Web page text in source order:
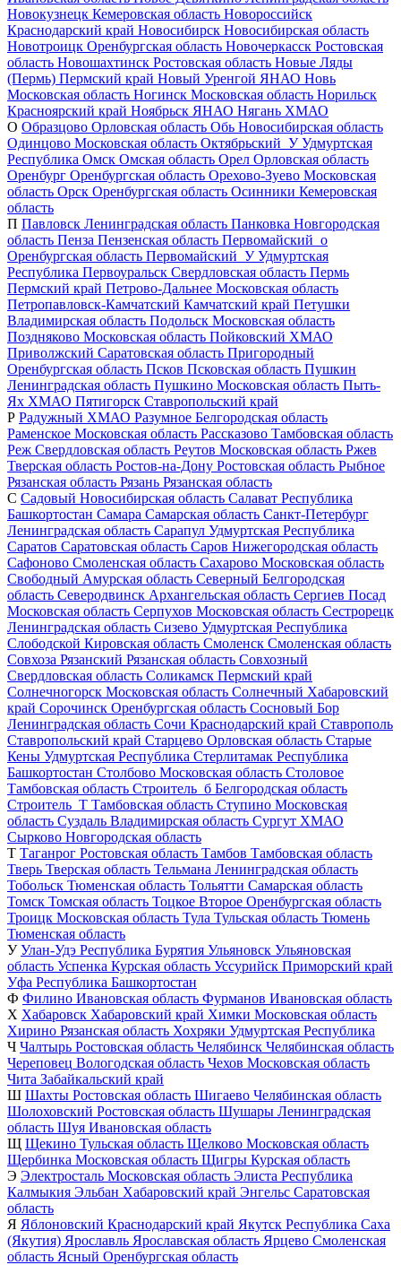
Новокузнецк Кемеровская область Новороссийск
Краснодарский край Новосибирск Новосибирская область
Новотроицк Оренбургская область Новочеркасск Ростовская
область Новошахтинск Ростовская область Новые Ляды
(Пермь) Пермский край Новый Уренгой ЯНАО Новь
Московская область Ногинск Московская область Норильск
Красноярский край Ноябрьск ЯНАО Нягань ХМАО
О Образцово Орловская область Обь Новосибирская область
Одинцово Московская область Октябрьский_У Удмуртская
Республика Омск Омская область Орел Орловская область
Оренбург Оренбургская область Орехово-Зуево Московская
область Орск Оренбургская область Осинники Кемеровская
область
П Павловск Ленинградская область Панковка Новгородская
область Пенза Пензенская область Первомайский_о
Оренбургская область Первомайский_У Удмуртская
Республика Первоуральск Свердловская область Пермь
Пермский край Петрово-Дальнее Московская область
Петропавловск-Камчатский Камчатский край Петушки
Владимирская область Подольск Московская область
Поздняково Московская область Пойковский ХМАО
Приволжский Саратовская область Пригородный
Оренбургская область Псков Псковская область Пушкин
Ленинградская область Пушкино Московская область Пыть-
Ях ХМАО Пятигорск Ставропольский край
Р Радужный ХМАО Разумное Белгородская область
Раменское Московская область Рассказово Тамбовская область
Реж Свердловская область Реутов Московская область Ржев
Тверская область Ростов-на-Дону Ростовская область Рыбное
Рязанская область Рязань Рязанская область
С Садовый Новосибирская область Салават Республика
Башкортостан Самара Самарская область Санкт-Петербург
Ленинградская область Сарапул Удмуртская Республика
Саратов Саратовская область Саров Нижегородская область
Сафоново Смоленская область Сахарово Московская область
Свободный Амурская область Северный Белгородская
область Северодвинск Архангельская область Сергиев Посад
Московская область Серпухов Московская область Сестрорецк
Ленинградская область Сизево Удмуртская Республика
Слободской Кировская область Смоленск Смоленская область
Совхоза Рязанский Рязанская область Совхозный
Свердловская область Соликамск Пермский край
Солнечногорск Московская область Солнечный Хабаровский
край Сорочинск Оренбургская область Сосновый Бор
Ленинградская область Сочи Краснодарский край Ставрополь
Ставропольский край Старцево Орловская область Старые
Кены Удмуртская Республика Стерлитамак Республика
Башкортостан Столбово Московская область Столовое
Тамбовская область Строитель_б Белгородская область
Строитель_Т Тамбовская область Ступино Московская
область Суздаль Владимирская область Сургут ХМАО
Сырково Новгородская область
Т Таганрог Ростовская область Тамбов Тамбовская область
Тверь Тверская область Тельмана Ленинградская область
Тобольск Тюменская область Тольятти Самарская область
Томск Томская область Тоцкое Второе Оренбургская область
Троицк Московская область Тула Тульская область Тюмень
Тюменская область
У Улан-Удэ Республика Бурятия Ульяновск Ульяновская
область Успенка Курская область Уссурийск Приморский край
Уфа Республика Башкортостан
Ф Филино Ивановская область Фурманов Ивановская область
Х Хабаровск Хабаровский край Химки Московская область
Хирино Рязанская область Хохряки Удмуртская Республика
Ч Чалтырь Ростовская область Челябинск Челябинская область
Череповец Вологодская область Чехов Московская область
Чита Забайкальский край
Ш Шахты Ростовская область Шигаево Челябинская область
Шолоховский Ростовская область Шушары Ленинградская
область Шуя Ивановская область
Щ Щекино Тульская область Щелково Московская область
Щербинка Московская область Щигры Курская область
Э Электросталь Московская область Элиста Республика
Калмыкия Эльбан Хабаровский край Энгельс Саратовская
область
Я Яблоновский Краснодарский край Якутск Республика Саха
(Якутия) Ярославль Ярославская область Ярцево Смоленская
область Ясный Оренбургская область